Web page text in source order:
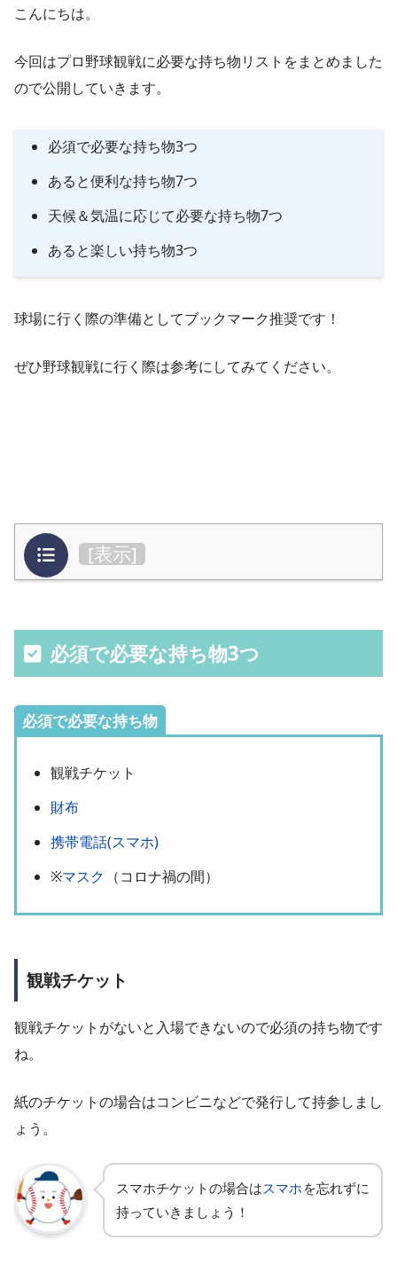
こんにちは。
今回はプロ野球観戦に必要な持ち物リストをまとめました
ので公開していきます。
必須で必要な持ち物3つ
あると便利な持ち物7つ
天候＆気温に応じて必要な持ち物7つ
あると楽しい持ち物3つ
球場に行く際の準備としてブックマーク推奨です！
ぜひ野球観戦に行く際は参考にしてみてください。
目次 [表示]
必須で必要な持ち物3つ
必須で必要な持ち物
観戦チケット
財布
携帯電話(スマホ)
※マスク （コロナ禍の間）
観戦チケット
観戦チケットがないと入場できないので必須の持ち物です
ね。
紙のチケットの場合はコンビニなどで発行して持参しまし
ょう。
スマホチケットの場合はスマホ を忘れずに
持っていきましょう！